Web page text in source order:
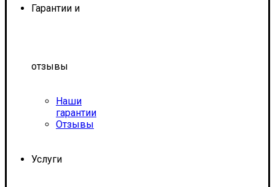
Гарантии и
отзывы
Наши
гарантии
Отзывы
Услуги